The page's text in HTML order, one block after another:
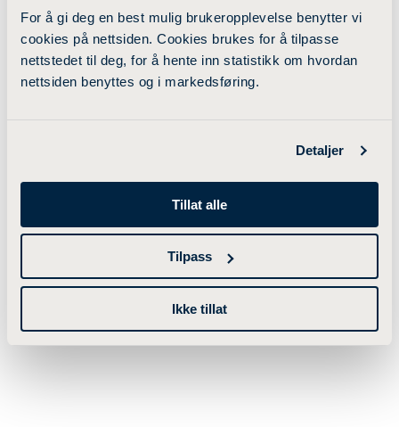
For å gi deg en best mulig brukeropplevelse benytter vi
cookies på nettsiden. Cookies brukes for å tilpasse
nettstedet til deg, for å hente inn statistikk om hvordan
nettsiden benyttes og i markedsføring.
Detaljer
Tillat alle
Tilpass
Ikke tillat